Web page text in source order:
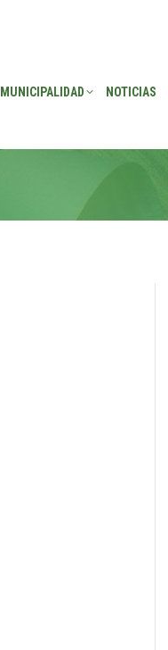
MUNICIPALIDAD NOTICIAS